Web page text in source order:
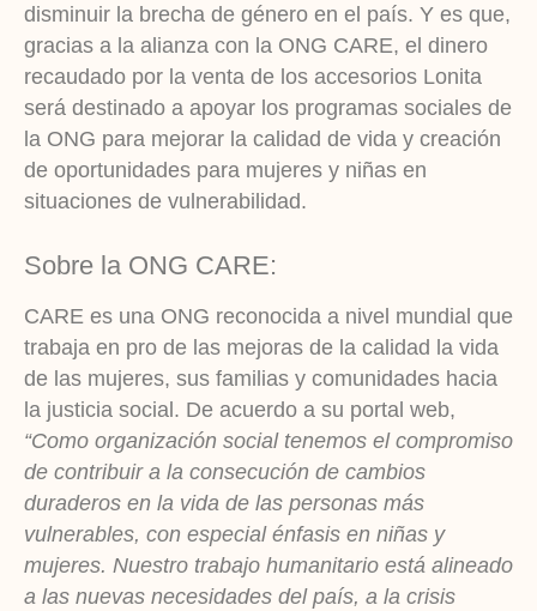
disminuir la brecha de género en el país. Y es que,
gracias a la alianza con la ONG CARE, el dinero
recaudado por la venta de los accesorios Lonita
será destinado a apoyar los programas sociales de
la ONG para mejorar la calidad de vida y creación
de oportunidades para mujeres y niñas en
situaciones de vulnerabilidad.
Sobre la ONG CARE:
CARE es una ONG reconocida a nivel mundial que
trabaja en pro de las mejoras de la calidad la vida
de las mujeres, sus familias y comunidades hacia
la justicia social. De acuerdo a su portal web,
“Como organización social tenemos el compromiso
de contribuir a la consecución de cambios
duraderos en la vida de las personas más
vulnerables, con especial énfasis en niñas y
mujeres. Nuestro trabajo humanitario está alineado
a las nuevas necesidades del país, a la crisis